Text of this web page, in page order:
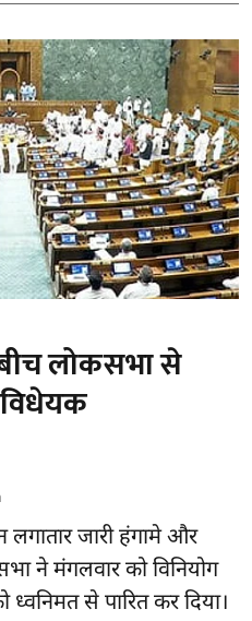
लोकसभा से
विधेयक
जारी हंगामे और
ने मंगलवार को विनियोग
से पारित कर दिया।